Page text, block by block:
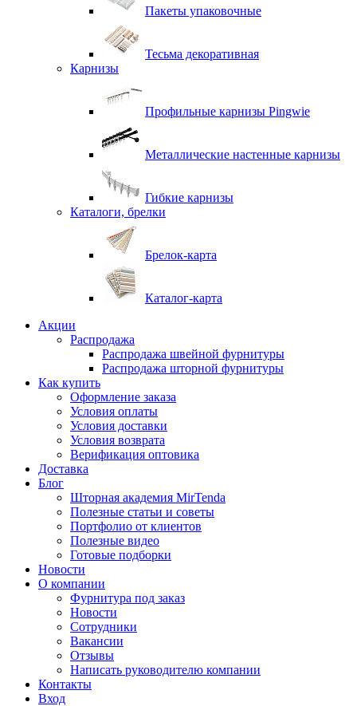
Пакеты упаковочные
Тесьма декоративная
Карнизы
Профильные карнизы Pingwie
Металлические настенные карнизы
Гибкие карнизы
Каталоги, брелки
Брелок-карта
Каталог-карта
Акции
Распродажа
Распродажа швейной фурнитуры
Распродажа шторной фурнитуры
Как купить
Оформление заказа
Условия оплаты
Условия доставки
Условия возврата
Верификация оптовика
Доставка
Блог
Шторная академия MirTenda
Полезные статьи и советы
Портфолио от клиентов
Полезные видео
Готовые подборки
Новости
О компании
Фурнитура под заказ
Новости
Сотрудники
Вакансии
Отзывы
Написать руководителю компании
Контакты
Вход